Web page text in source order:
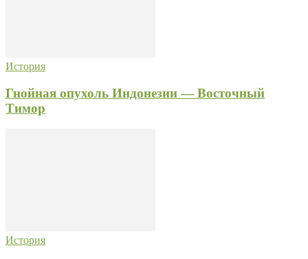
История
Гнойная опухоль Индонезии — Восточный
Тимор
История